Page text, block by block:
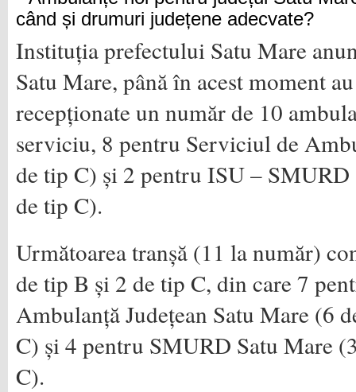
Instituția prefectului Satu Mare
Satu Mare, până în acest moment
recepționate un număr de 10
serviciu, 8 pentru Serviciul de
de tip C) și 2 pentru ISU –
de tip C).
Următoarea tranșă (11 la număr)
de tip B și 2 de tip C, din care 7
Ambulanță Județean Satu Mare (6
C) și 4 pentru SMURD Satu Mare
C).